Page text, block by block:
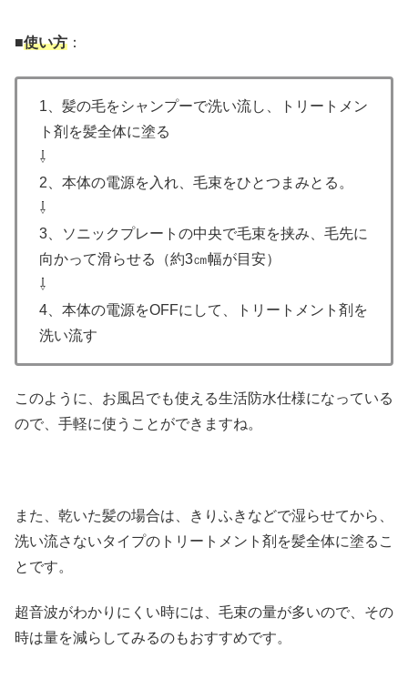
■使い方 ：
1、髪の毛をシャンプーで洗い流し、トリートメン
ト剤を髪全体に塗る
⇩
2、本体の電源を入れ、毛束をひとつまみとる。
⇩
3、ソニックプレートの中央で毛束を挟み、毛先に
向かって滑らせる（約3㎝幅が目安）
⇩
4、本体の電源をOFFにして、トリートメント剤を
洗い流す
このように、お風呂でも使える生活防水仕様になっている
ので、手軽に使うことができますね。
また、乾いた髪の場合は、きりふきなどで湿らせてから、
洗い流さないタイプのトリートメント剤を髪全体に塗るこ
とです。
超音波がわかりにくい時には、毛束の量が多いので、その
時は量を減らしてみるのもおすすめです。